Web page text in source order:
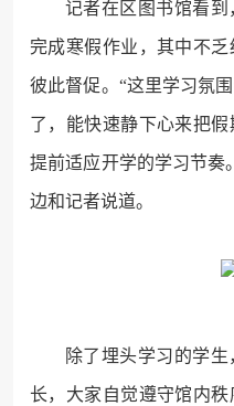
记者在区图书馆看
完成寒假作业，其中不乏
彼此督促。“这里学习氛
了，能快速静下心来把
提前适应开学的学习节奏
边和记者说道。
除了埋头学习的学
长，大家自觉遵守馆内